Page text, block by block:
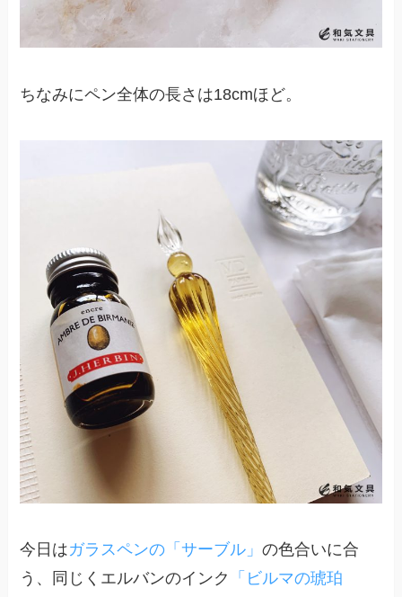
ちなみにペン全体の長さは18cmほど。
今日はガラスペンの「サーブル」の色合いに合
う、同じくエルバンのインク
「ビルマの琥珀